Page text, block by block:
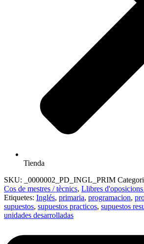
Tienda
SKU:
_0000002_PD_INGL_PRIM
Cos de mestres / tècnics, Llibres d'oposicions
Etiquetes: Inglés, primaria, programacion,
supuestos, supuestos practicos, supuestos
unidades desarrolladas